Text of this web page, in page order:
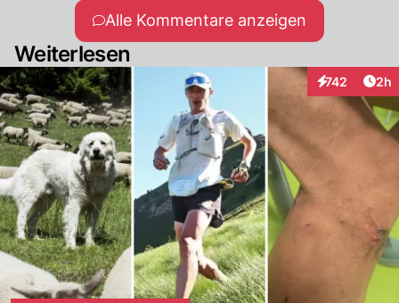
Alle Kommentare anzeigen
Weiterlesen
742
Interaktionen
2h